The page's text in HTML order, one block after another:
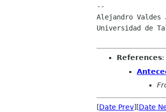
--
Alejandro Valdes
Universidad de
References:
[Date Prev][Date